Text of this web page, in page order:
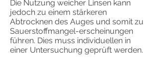
Die Nutzung weicher Linsen kann
jedoch zu einem stärkeren
Abtrocknen des Auges und somit zu
Sauerstoffmangel-erscheinungen
führen. Dies muss individuellen in
einer Untersuchung geprüft werden.